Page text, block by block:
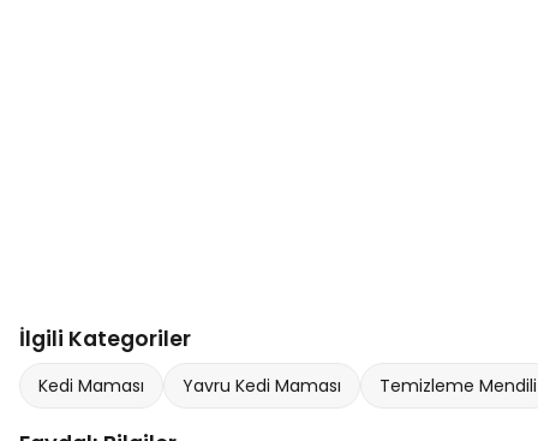
İlgili Kategoriler
Kedi Maması Yavru Kedi Maması Temizleme Mendili